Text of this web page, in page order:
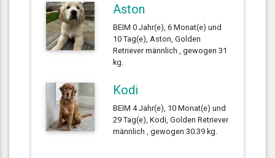
Aston
BEIM 0 Jahr(e), 6 Monat(e) und
10 Tag(e), Aston, Golden
Retriever männlich , gewogen 31
kg.
Kodi
BEIM 4 Jahr(e), 10 Monat(e) und
29 Tag(e), Kodi, Golden Retriever
männlich , gewogen 30.39 kg.